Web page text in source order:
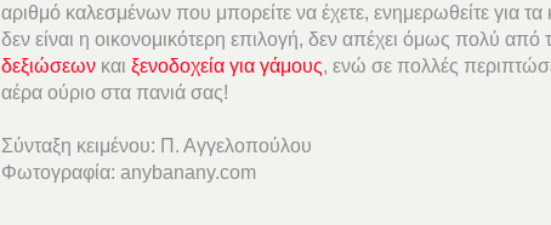
αριθμό καλεσμένων που μπορείτε να έχετε, ενημερωθείτε για
δεν είναι η οικονομικότερη επιλογή, δεν απέχει όμως πολύ από
δεξιώσεων καιξενοδοχεία για γάμους, ενώ σε πολλές
αέρα ούριο στα πανιά σας!
Σύνταξη κειμένου: Π. Αγγελοπούλου
Φωτογραφία: anybanany.com